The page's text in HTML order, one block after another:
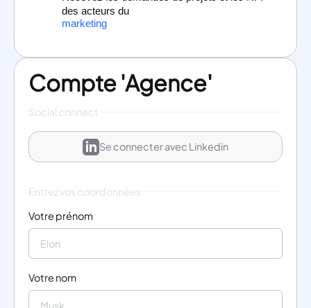
des acteurs du
marketing
Compte 'Agence'
Social connect
Se connecter avec Linkedin
Entrez vos coordonnées
Votre prénom
Votre nom